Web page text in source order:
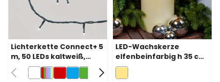
Lichterkette Connect+ 5
m, 50 LEDs kaltweiß,
grünes Kabel,
verlängerbar.
LED-Wachskerze
elfenbeinfarbig h 35 cm,
3 bewegliche Flammen,
Ø 15 cm